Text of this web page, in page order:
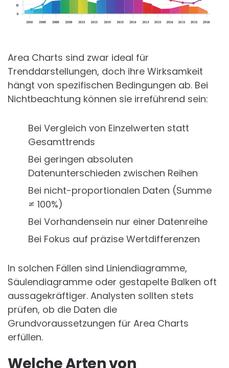
Area Charts sind zwar ideal für
Trenddarstellungen, doch ihre Wirksamkeit
hängt von spezifischen Bedingungen ab. Bei
Nichtbeachtung können sie irreführend sein:
Bei Vergleich von Einzelwerten statt
Gesamttrends
Bei geringen absoluten
Datenunterschieden zwischen Reihen
Bei nicht-proportionalen Daten (Summe
≠ 100%)
Bei Vorhandensein nur einer Datenreihe
Bei Fokus auf präzise Wertdifferenzen
In solchen Fällen sind Liniendiagramme,
Säulendiagramme oder gestapelte Balken oft
aussagekräftiger. Analysten sollten stets
prüfen, ob die Daten die
Grundvoraussetzungen für Area Charts
erfüllen.
Welche Arten von